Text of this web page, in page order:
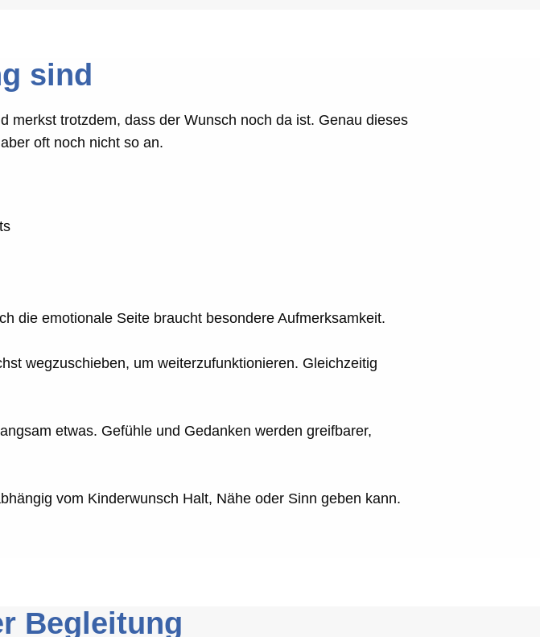
sind
merkst trotzdem, dass der Wunsch noch da ist. Genau dieses
oft noch nicht so an.
die emotionale Seite braucht besondere Aufmerksamkeit.
wegzuschieben, um weiterzufunktionieren. Gleichzeitig
etwas. Gefühle und Gedanken werden greifbarer,
vom Kinderwunsch Halt, Nähe oder Sinn geben kann.
Begleitung